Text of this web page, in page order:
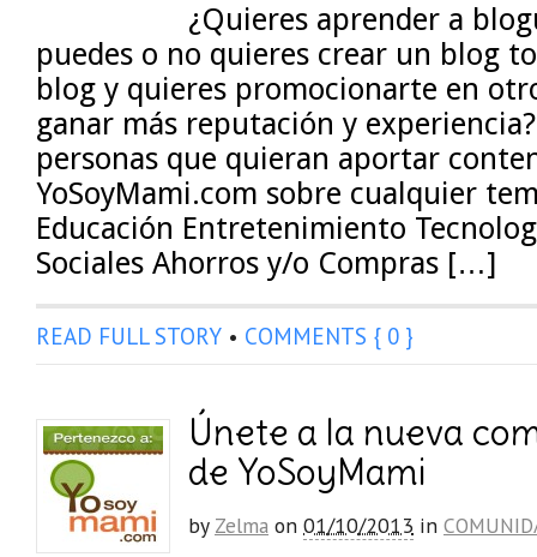
¿Quieres aprender a
puedes o no quieres crear un blog
blog y quieres promocionarte en
ganar más reputación y
personas que quieran aportar
YoSoyMami.com sobre cualquier
Educación Entretenimiento
Sociales Ahorros y/o Compras […]
READ FULL STORY • COMMENTS { 0 }
Únete a la nueva
de YoSoyMami
by Zelma on 01/10/2013 in